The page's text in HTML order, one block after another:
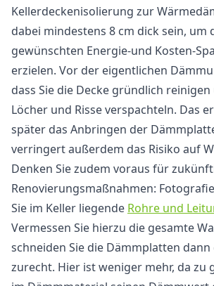
Kellerdeckenisolierung zur
dabei mindestens 8 cm dick sein, um
gewünschten Energie-und Kosten-
erzielen. Vor der eigentlichen
dass Sie die Decke gründlich
Löcher und Risse verspachteln. Das
später das Anbringen der
verringert außerdem das Risiko auf
Denken Sie zudem voraus für
Renovierungsmaßnahmen:
Sie im Keller liegende Rohre und
Vermessen Sie hierzu die gesamte
schneiden Sie die Dämmplatten
zurecht. Hier ist weniger mehr, da zu